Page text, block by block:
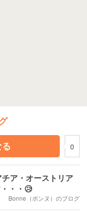
0
ア・オーストリア
・・😥
Bonne（ボンヌ）のブログ